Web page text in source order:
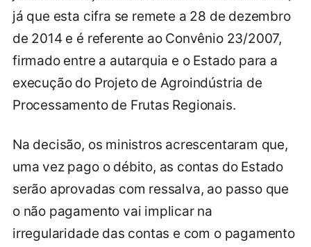
já que esta cifra se remete a 28 de dezembro
de 2014 e é referente ao Convênio 23/2007,
firmado entre a autarquia e o Estado para a
execução do Projeto de Agroindústria de
Processamento de Frutas Regionais.
Na decisão, os ministros acrescentaram que,
uma vez pago o débito, as contas do Estado
serão aprovadas com ressalva, ao passo que
o não pagamento vai implicar na
irregularidade das contas e com o pagamento